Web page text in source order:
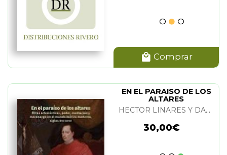
Comprar
EN EL PARAISO DE LOS
ALTARES
HECTOR LINARES Y DANIEL OCHOA
30,00€